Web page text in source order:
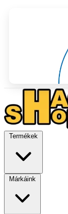
Termékek
Márkáink